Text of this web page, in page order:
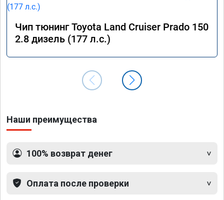
Чип тюнинг Toyota Land Cruiser Prado 150
2.8 дизель (177 л.с.)
Наши преимущества
100% возврат денег
Оплата после проверки